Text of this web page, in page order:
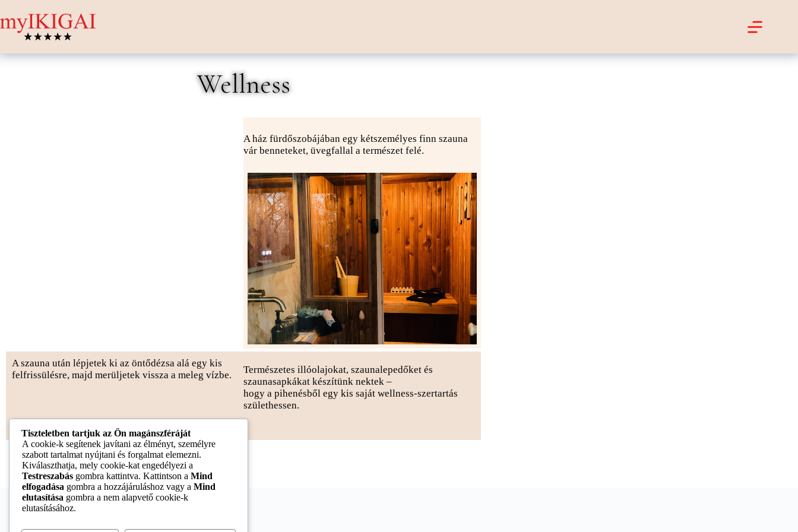
Wellness
A ház fürdőszobájában egy kétszemélyes finn szauna
vár benneteket, üvegfallal a természet felé.
A szauna után lépjetek ki az öntődézsa alá egy kis
felfrissülésre, majd merüljetek vissza a meleg vízbe.
Természetes illóolajokat, szaunalepedőket és
szaunasapkákat készítünk nektek –
hogy a pihenésből egy kis saját wellness-szertartás
születhessen.
Tiszteletben tartjuk az Ön magánszféráját
A cookie-k segítenek javítani az élményt, személyre
szabott tartalmat nyújtani és forgalmat elemezni.
Kiválaszthatja, mely cookie-kat engedélyezi a
Testreszabás gombra kattintva. Kattintson a Mind
elfogadása gombra a hozzájáruláshoz vagy a Mind
elutasítása gombra a nem alapvető cookie-k
elutasításához.